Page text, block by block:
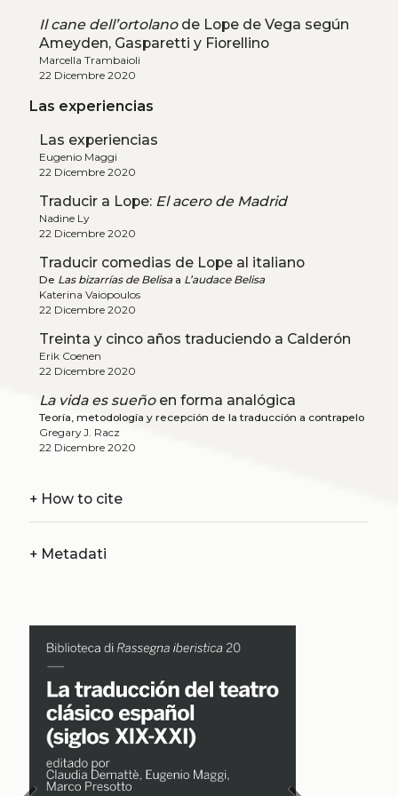
Il cane dell’ortolanode Lope de Vega según
Ameyden, Gasparetti y Fiorellino
Marcella Trambaioli
22 Dicembre 2020
Las experiencias
Las experiencias
Eugenio Maggi
22 Dicembre 2020
Traducir a Lope: El acero de Madrid
Nadine Ly
22 Dicembre 2020
Traducir comedias de Lope al italiano
De Las bizarrías de Belisaa L’audace Belisa
Katerina Vaiopoulos
22 Dicembre 2020
Treinta y cinco años traduciendo a Calderón
Erik Coenen
22 Dicembre 2020
La vida es sueñoen forma analógica
Teoría, metodología y recepción de la traducción a contrapelo
Gregary J. Racz
22 Dicembre 2020
+How to cite
+Metadati